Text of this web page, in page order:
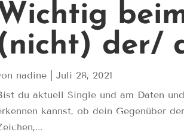
der/
nadine |Juli 28, 2021
du aktuell Single und am Daten
kannst, ob dein Gegenüber